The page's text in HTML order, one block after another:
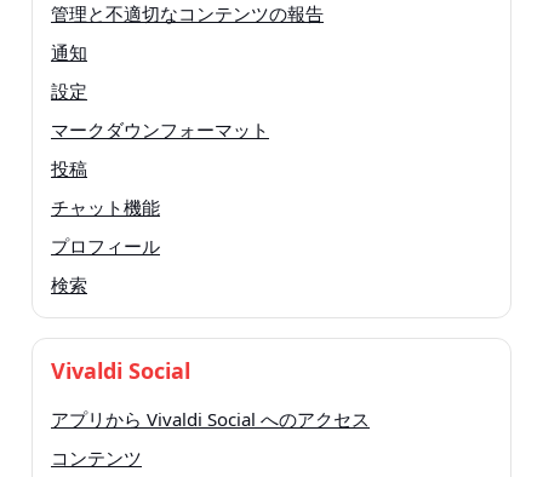
管理と不適切なコンテンツの報告
通知
設定
マークダウンフォーマット
投稿
チャット機能
プロフィール
検索
Vivaldi Social
アプリから Vivaldi Social へのアクセス
コンテンツ